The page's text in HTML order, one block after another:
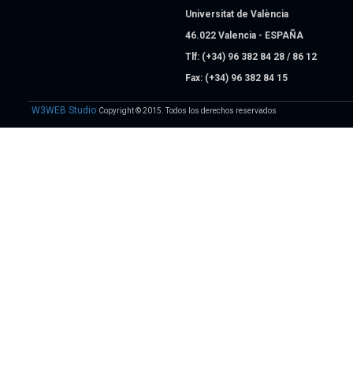
Universitat de València
46.022 Valencia - ESPAÑA
Tlf: (+34) 96 382 84 28 / 86 12
Fax: (+34) 96 382 84 15
W3WEB Studio Copyright © 2015. Todos los derechos reservados